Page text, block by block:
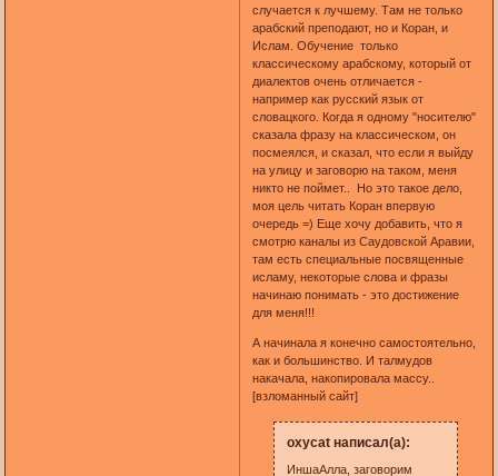
случается к лучшему. Там не только
арабский преподают, но и Коран, и
Ислам. Обучение только
классическому арабскому, который от
диалектов очень отличается -
например как русский язык от
словацкого. Когда я одному "носителю"
сказала фразу на классическом, он
посмеялся, и сказал, что если я выйду
на улицу и заговорю на таком, меня
никто не поймет.. Но это такое дело,
моя цель читать Коран впервую
очередь =) Еще хочу добавить, что я
смотрю каналы из Саудовской Аравии,
там есть специальные посвященные
исламу, некоторые слова и фразы
начинаю понимать - это достижение
для меня!!!
А начинала я конечно самостоятельно,
как и большинство. И талмудов
накачала, накопировала массу..
[взломанный сайт]
oxycat написал(а):
ИншаАлла, заговорим